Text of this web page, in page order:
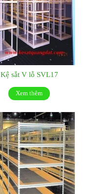
Kệ sắt V lỗ SVL17
Xem thêm